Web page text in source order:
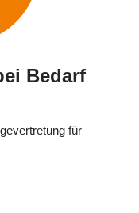
Bedarf
für